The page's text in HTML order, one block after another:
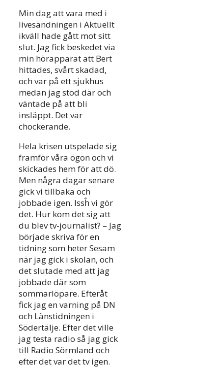
Min dag att vara med i
livesändningen i Aktuellt
ikväll hade gått mot sitt
slut. Jag fick beskedet via
min hörapparat att Bert
hittades, svårt skadad,
och var på ett sjukhus
medan jag stod där och
väntade på att bli
insläppt. Det var
chockerande.
Hela krisen utspelade sig
framför våra ögon och vi
skickades hem för att dö.
Men några dagar senare
gick vi tillbaka och
jobbade igen. Issĥ vi gör
det. Hur kom det sig att
du blev tv-journalist? – Jag
började skriva för en
tidning som heter Sesam
när jag gick i skolan, och
det slutade med att jag
jobbade där som
sommarlöpare. Efteråt
fick jag en varning på DN
och Länstidningen i
Södertälje. Efter det ville
jag testa radio så jag gick
till Radio Sörmland och
efter det var det tv igen.